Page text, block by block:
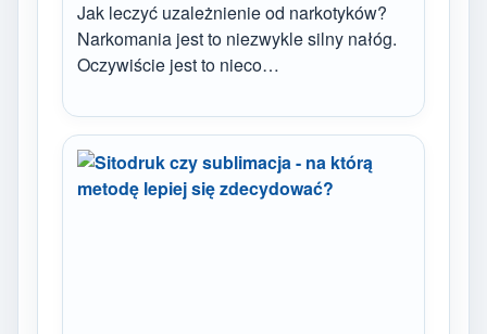
Jak leczyć uzależnienie od narkotyków?
Narkomania jest to niezwykle silny nałóg.
Oczywiście jest to nieco…